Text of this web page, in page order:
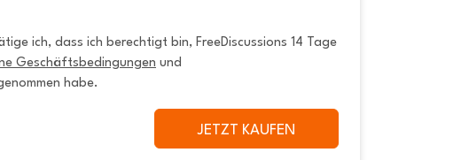
ich, dass ich berechtigt bin, FreeDiscussions 14 Tage
Geschäftsbedingungen
habe.
JETZT KAUFEN